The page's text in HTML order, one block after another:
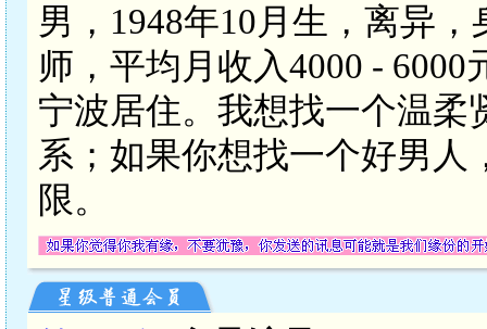
男，1948年10月生，离异
师，平均月收入4000 -
宁波居住。我想找一个温柔
系；如果你想找一个好男
限。